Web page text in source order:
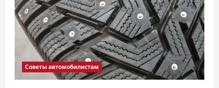
и
с
Советы автомобилистам